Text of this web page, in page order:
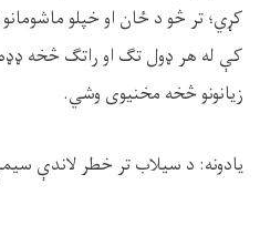
کړي؛ تر څو د ځان او خپلو
کې له هر ډول تګ او راتګ څخه ډډه
زیانونو څخه مخنیوی وشي.
يادونه: د سيلاب تر خطر لاندې